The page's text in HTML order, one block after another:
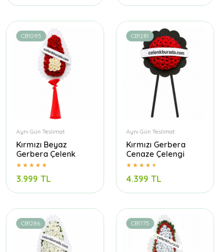
CB1095
Aynı Gün Teslimat
Kırmızı Beyaz
Gerbera Çelenk
3.999 TL
CB1281
Aynı Gün Teslimat
Kırmızı Gerbera
Cenaze Çelengi
4.399 TL
CB1286 CB1775